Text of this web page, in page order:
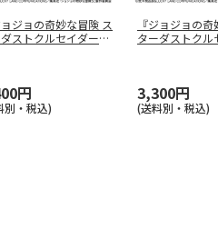
ョジョの奇妙な冒険 ス
ストクルセイダー
円
別・税込)
『ジョジョの
ターダストクル
3,300円
(送料別・税込)